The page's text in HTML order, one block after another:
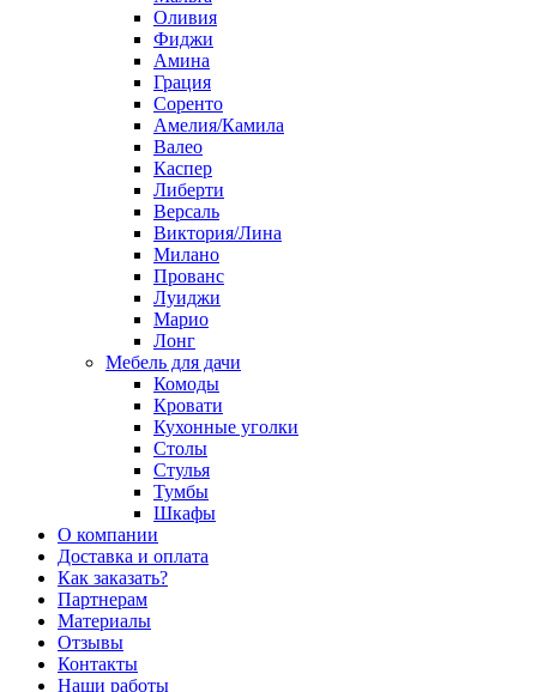
Оливия
Фиджи
Амина
Грация
Соренто
Амелия/Камила
Валео
Каспер
Либерти
Версаль
Виктория/Лина
Милано
Прованс
Луиджи
Марио
Лонг
Мебель для дачи
Комоды
Кровати
Кухонные уголки
Столы
Стулья
Тумбы
Шкафы
О компании
Доставка и оплата
Как заказать?
Партнерам
Материалы
Отзывы
Контакты
Наши работы